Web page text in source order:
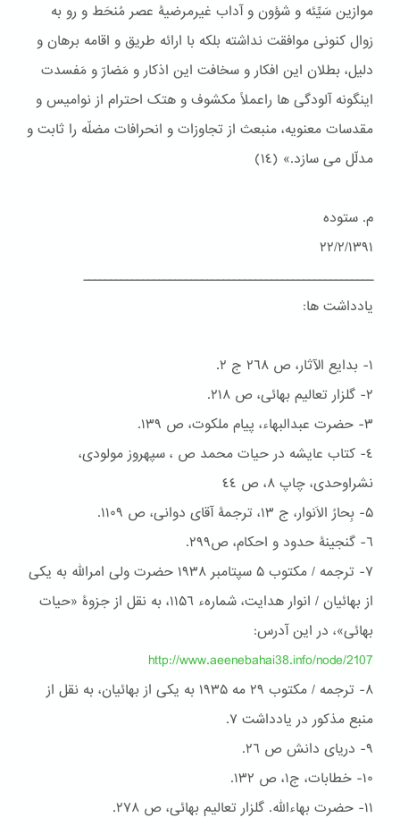
موازین سَیِّئه و شؤون و آداب غیرمرضیۀ عصر مُنحَط و رو به
زوال کنونی موافقت نداشته بلکه با ارائه طریق و اقامه برهان و
دلیل، بطلان این افکار و سخافت این اذکار و مَضارّ و مَفسدت
اینگونه آلودگی ها راعملاً مکشوف و هتک احترام از نوامیس و
مقدسات معنویه، منبعث از تجاوزات و انحرافات مضلّه را ثابت و
مدلّل می سازد.» (١٤)
م. ستوده
٢٢/٢/١٣٩١
ــــــــــــــــــــــــــــــــــــــــــــــــــــــ
یادداشت ها:
١- بدایع الآثار، ص ٢٦٨ ج ٢.
٢- گلزار تعالیم بهائی، ص ٢١۸.
٣- حضرت عبدالبهاء، پیام ملکوت، ص ١٣٩.
٤- كتاب عایشه در حیات محمد ص ، سپهروز مولودی،
نشراوحدی، چاپ ۸، ص ٤٤
۵- بِحارُ الاَنوار، ج ۱۳، ترجمۀ آقای دوانی، ص ۱۱۰۹.
٦- گنجینۀ حدود و احكام، ص۲۹۹.
۷- ترجمه / مکتوب ۵ سپتامبر ١٩٣۸ حضرت ولی امرالله به یکی
از بهائیان / انوار هدایت، شمارهء ١١۵٦، به نقل از جزوۀ «حیات
بهائی»، در این آدرس:
http://www.aeenebahai38.info/node/2107
۸- ترجمه / مکتوب ٢٩ مه ١٩٣۵ به یکی از بهائیان، به نقل از
منبع مذکور در یادداشت ۷.
٩- دریای دانش ص ٢٦.
١۰- خطابات، ج١، ص ١٣٢.
١١- حضرت بهاءالله. گلزار تعالیم بهائی، ص ٢۷۸.